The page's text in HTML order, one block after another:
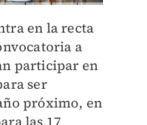
en la recta
a
participar en
ser
próximo, en